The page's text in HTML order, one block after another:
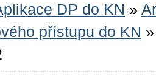
DP do KN »
přístupu do KN